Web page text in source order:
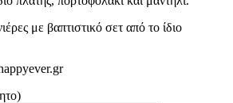
με βαπτιστικό σετ από το ίδιο